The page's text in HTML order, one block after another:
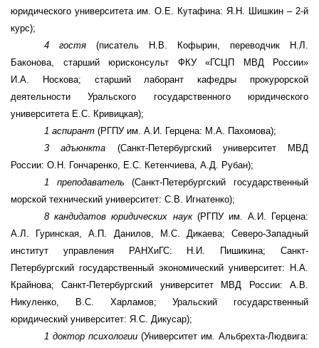
юридического университета им. О.Е. Кутафина: Я.Н. Шишкин – 2-й
курс);
4 гостя(писатель Н.В. Кофырин, переводчик Н.Л.
Баконова, старший юрисконсульт ФКУ «ГСЦП МВД России»
И.А. Носкова; старший лаборант кафедры прокурорской
деятельностиУральского государственного юридического
университетаЕ.С. Кривицкая);
1 аспирант(РГПУ им. А.И. Герцена: М.А. Пахомова);
3 адъюнкта (Санкт-Петербургский университет МВД
России: О.Н. Гончаренко, Е.С. Кетенчиева, А.Д. Рубан);
1 преподаватель(Санкт-Петербургский государственный
морской технический университет: С.В. Игнатенко);
8 кандидатов юридических наук (РГПУ им. А.И. Герцена:
А.Л. Гуринская, А.П. Данилов, М.С. Дикаева; Северо-Западный
институт управления РАНХиГС: Н.И. Пишикина; Санкт-
Петербургский государственный экономический университет: Н.А.
Крайнова; Санкт-Петербургский университет МВД России: А.В.
Никуленко, В.С. Харламов;Уральский государственный
юридический университет: Я.С. Дикусар);
1 доктор психологии(Университет им. Альбрехта-Людвига: